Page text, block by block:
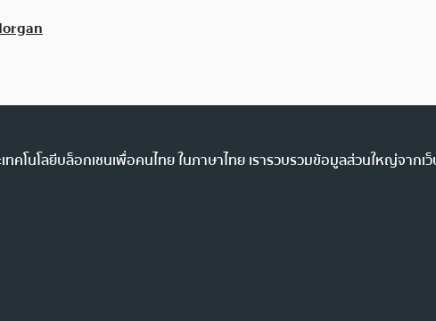
โนโลยีบล็อกเชนเพื่อคนไทย ในภาษาไทย เรารวบรวมข้อมูลส่วนใหญ่จาก